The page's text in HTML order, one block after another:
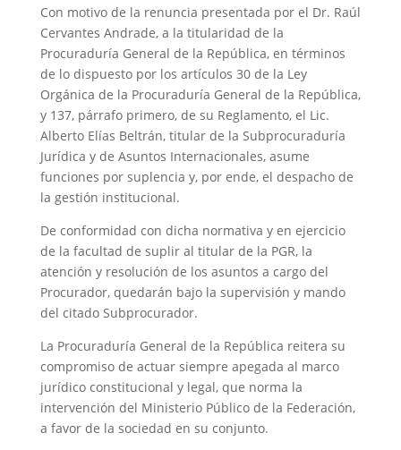
Con motivo de la renuncia presentada por el Dr. Raúl
Cervantes Andrade, a la titularidad de la
Procuraduría General de la República, en términos
de lo dispuesto por los artículos 30 de la Ley
Orgánica de la Procuraduría General de la República,
y 137, párrafo primero, de su Reglamento, el Lic.
Alberto Elías Beltrán, titular de la Subprocuraduría
Jurídica y de Asuntos Internacionales, asume
funciones por suplencia y, por ende, el despacho de
la gestión institucional.
De conformidad con dicha normativa y en ejercicio
de la facultad de suplir al titular de la PGR, la
atención y resolución de los asuntos a cargo del
Procurador, quedarán bajo la supervisión y mando
del citado Subprocurador.
La Procuraduría General de la República reitera su
compromiso de actuar siempre apegada al marco
jurídico constitucional y legal, que norma la
intervención del Ministerio Público de la Federación,
a favor de la sociedad en su conjunto.